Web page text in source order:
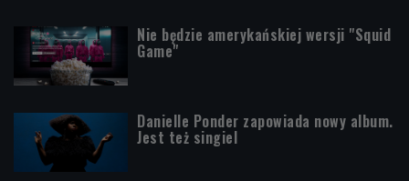
Nie będzie amerykańskiej wersji "Squid
Game"
Danielle Ponder zapowiada nowy album.
Jest też singiel